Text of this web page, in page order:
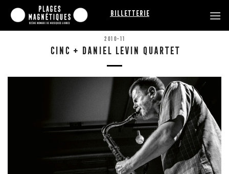
Passer
contenu
Billetterie
2010-11
CINC + DANIEL LEVIN QUARTET